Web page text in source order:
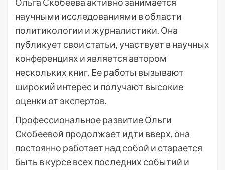
научными исследованиями в области
политикологии и журналистики. Она
публикует свои статьи, участвует в научных
конференциях и является автором
нескольких книг. Ее работы вызывают
широкий интерес и получают высокие
оценки от экспертов.
Профессиональное развитие Ольги
Скобеевой продолжает идти вверх, она
постоянно работает над собой и старается
быть в курсе всех последних событий и